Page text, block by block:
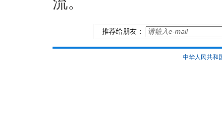
推荐给朋友：
中华人民共和